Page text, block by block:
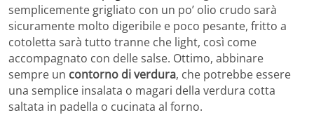
semplicemente grigliato con un po’ olio crudo sarà
sicuramente molto digeribile e poco pesante, fritto a
cotoletta sarà tutto tranne che light, così come
accompagnato con delle salse. Ottimo, abbinare
sempre un contorno di verdura, che potrebbe essere
una semplice insalata o magari della verdura cotta
saltata in padella o cucinata al forno.